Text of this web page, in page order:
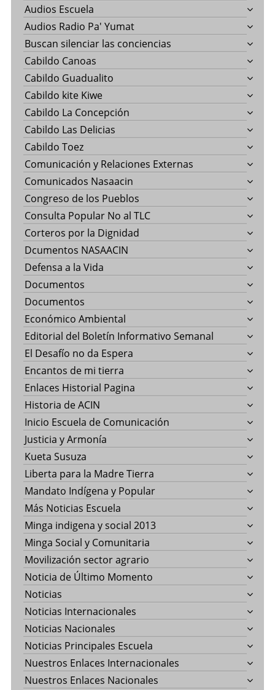
Audios Escuela
Audios Radio Pa' Yumat
Buscan silenciar las conciencias
Cabildo Canoas
Cabildo Guadualito
Cabildo kite Kiwe
Cabildo La Concepción
Cabildo Las Delicias
Cabildo Toez
Comunicación y Relaciones Externas
Comunicados Nasaacin
Congreso de los Pueblos
Consulta Popular No al TLC
Corteros por la Dignidad
Dcumentos NASAACIN
Defensa a la Vida
Documentos
Documentos
Económico Ambiental
Editorial del Boletín Informativo Semanal
El Desafío no da Espera
Encantos de mi tierra
Enlaces Historial Pagina
Historia de ACIN
Inicio Escuela de Comunicación
Justicia y Armonía
Kueta Susuza
Liberta para la Madre Tierra
Mandato Indígena y Popular
Más Noticias Escuela
Minga indigena y social 2013
Minga Social y Comunitaria
Movilización sector agrario
Noticia de Último Momento
Noticias
Noticias Internacionales
Noticias Nacionales
Noticias Principales Escuela
Nuestros Enlaces Internacionales
Nuestros Enlaces Nacionales